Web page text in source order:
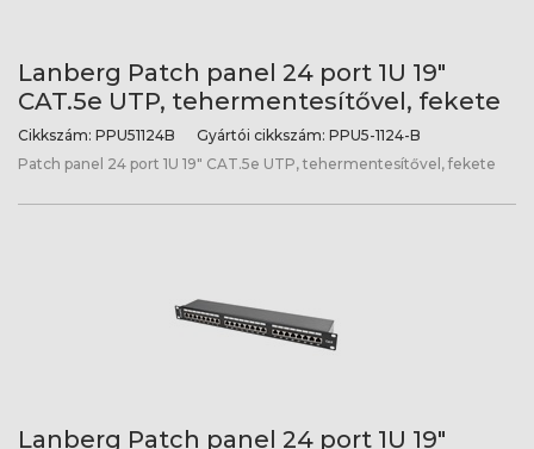
Lanberg Patch panel 24 port 1U 19"
CAT.5e UTP, tehermentesítővel, fekete
Cikkszám: PPU51124B Gyártói cikkszám: PPU5-1124-B
Patch panel 24 port 1U 19" CAT.5e UTP, tehermentesítővel, fekete
Lanberg Patch panel 24 port 1U 19"